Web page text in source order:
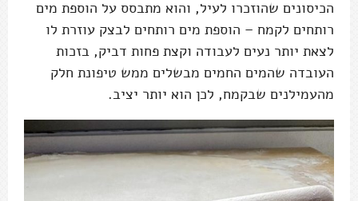
הכיסונים שהוזכרו לעיל, והוא מתבסס על הוספת מים
רותחים לקמח – הוספת מים רותחים לבצק עוזרת לו
לצאת יותר נעים לעבודה וקצת פחות דביק, בזכות
העובדה שהמים החמים מבשלים ממש טיפונת חלק
מהעמילנים שבקמח, לכן הוא יותר יציב.